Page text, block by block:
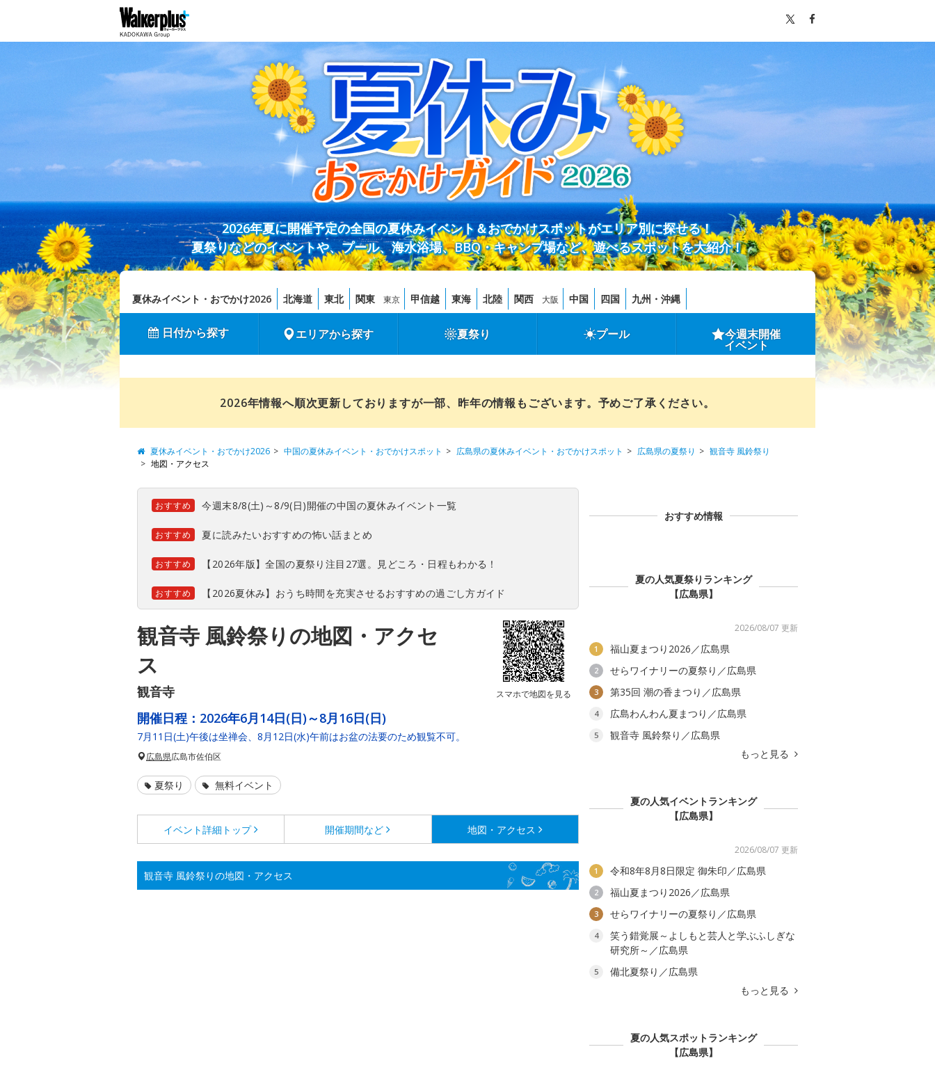
2026年夏に開催予定の全国の夏休みイベント＆おでかけスポットがエリア別に探せる！
夏祭りなどのイベントや、プール、海水浴場、BBQ・キャンプ場など、遊べるスポットを大紹介！
夏休みイベント・おでかけ2026 北海道 東北 関東 東京 甲信越 東海 北陸 関西 大阪 中国 四国 九州・沖縄
日付から探す エリアから探す 夏祭り プール 今週末開催
イベント
2026年情報へ順次更新しておりますが一部、昨年の情報もございます。予めご了承ください。
夏休みイベント・おでかけ2026 中国の夏休みイベント・おでかけスポット 広島県の夏休みイベント・おでかけスポット 広島県の夏祭り
観音寺 風鈴祭り
地図・アクセス
おすすめ 今週末8/8(土)～8/9(日)開催の中国の夏休みイベント一覧
おすすめ 夏に読みたいおすすめの怖い話まとめ
おすすめ 【2026年版】全国の夏祭り注目27選。見どころ・日程もわかる！
おすすめ 【2026夏休み】おうち時間を充実させるおすすめの過ごし方ガイド
観音寺 風鈴祭りの地図・アクセ
ス
観音寺 スマホで地図を見る
開催日程： 2026年6月14日(日)～8月16日(日)
7月11日(土)午後は坐禅会、8月12日(水)午前はお盆の法要のため観覧不可。
広島県広島市佐伯区
夏祭り 無料イベント
イベント詳細 トップ 開催期間など 地図・アクセス
観音寺 風鈴祭りの地図・アクセス
おすすめ情報
夏の人気夏祭りランキング
【広島県】
2026/08/07 更新
1 福山夏まつり2026／広島県
2 せらワイナリーの夏祭り／広島県
3 第35回 潮の香まつり／広島県
4 広島わんわん夏まつり／広島県
5
観音寺 風鈴祭り／広島県
もっと見る
夏の人気イベントランキング
【広島県】
2026/08/07 更新
1 令和8年8月8日限定 御朱印／広島県
2 福山夏まつり2026／広島県
3 せらワイナリーの夏祭り／広島県
4
笑う錯覚展～よしもと芸人と学ぶふしぎな
研究所～／広島県
5
備北夏祭り／広島県
もっと見る
夏の人気スポットランキング
【広島県】